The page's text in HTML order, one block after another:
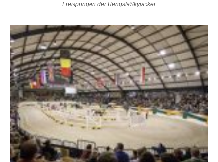
Freispringen der HengsteSkyjacker